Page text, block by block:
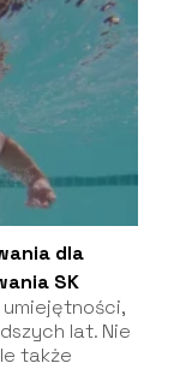
dla
SK
lat. Nie
także